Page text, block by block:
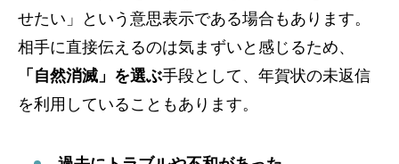
せたい」という意思表示である場合もあります。
相手に直接伝えるのは気まずいと感じるため、
「自然消滅」を選ぶ手段として、年賀状の未返信
を利用していることもあります。